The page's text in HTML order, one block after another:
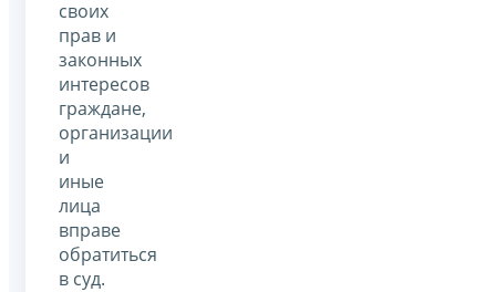
своих
прав и
законных
интересов
граждане,
организации
и
иные
лица
вправе
обратиться
в суд.